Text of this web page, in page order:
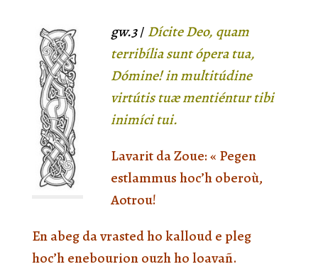
gw.3/ Dícite Deo, quam
terribília sunt ópera tua,
Dómine! in multitúdine
virtútis tuæ mentiéntur tibi
inimíci tui.
Lavarit da Zoue: « Pegen
estlammus hoc’h oberoù,
Aotrou!
En abeg da vrasted ho kalloud e pleg
hoc’h enebourion ouzh ho loavañ.